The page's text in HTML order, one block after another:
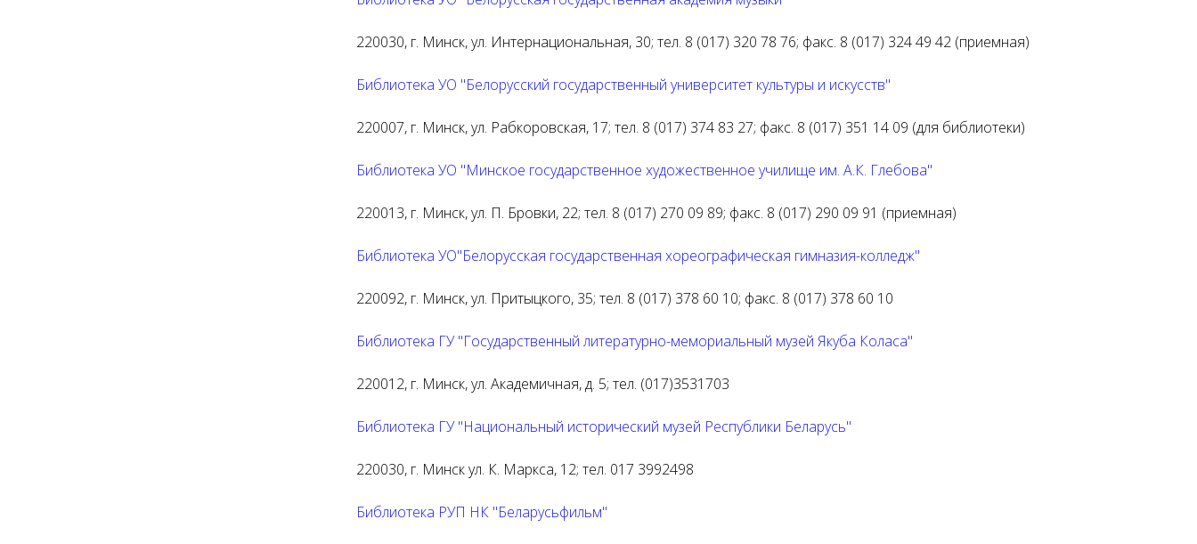
220030, г. Минск, ул. Интернациональная, 30; тел. 8 (017) 320 78 76; факс. 8 (017) 324 49 42 (приемная)
Библиотека УО "Белорусский государственный университет культуры и искусств"
220007, г. Минск, ул. Рабкоровская, 17; тел. 8 (017) 374 83 27; факс. 8 (017) 351 14 09 (для библиотеки)
Библиотека УО "Минское государственное художественное училище им. А.К. Глебова"
220013, г. Минск, ул. П. Бровки, 22; тел. 8 (017) 270 09 89; факс. 8 (017) 290 09 91 (приемная)
Библиотека УО"Белорусская государственная хореографическая гимназия-колледж"
220092, г. Минск, ул. Притыцкого, 35; тел. 8 (017) 378 60 10; факс. 8 (017) 378 60 10
Библиотека ГУ "Государственный литературно-мемориальный музей Якуба Коласа"
220012, г. Минск, ул. Академичная, д. 5; тел. (017)3531703
Библиотека ГУ "Национальный исторический музей Республики Беларусь"
220030, г. Минск ул. К. Маркса, 12; тел. 017 3992498
Библиотека РУП НК "Беларусьфильм"